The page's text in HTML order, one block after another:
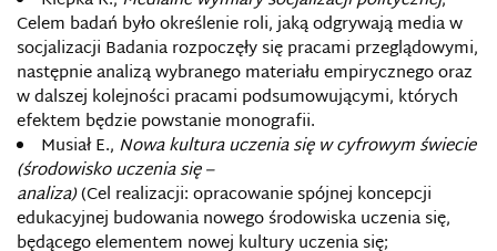
Celem badań było określenie roli, jaką odgrywają media w
socjalizacji Badania rozpoczęły się pracami przeglądowymi,
następnie analizą wybranego materiału empirycznego oraz
w dalszej kolejności pracami podsumowującymi, których
efektem będzie powstanie monografii.
Musiał E., Nowa kultura uczenia się w cyfrowym świecie
(środowisko uczenia się –
analiza)(Cel realizacji: opracowanie spójnej koncepcji
edukacyjnej budowania nowego środowiska uczenia się,
będącego elementem nowej kultury uczenia się;